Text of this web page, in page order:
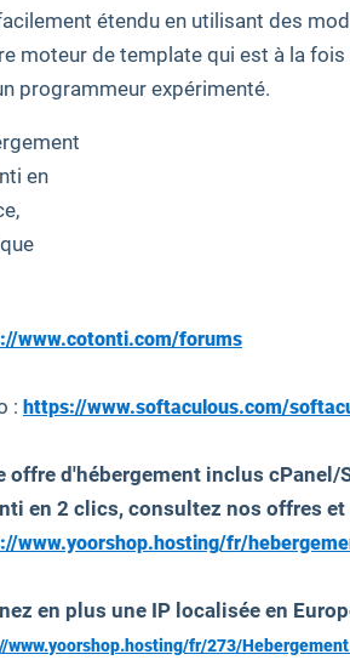
étendu en utilisant des
moteur de template qui est à la fois
programmeur expérimenté.
www.cotonti.com/forums
: https://www.softaculous.com/
offre d'hébergement inclus
en 2 clics, consultez nos offres
www.yoorshop.hosting/fr/
en plus une IP localisée en
www.yoorshop.hosting/fr/273/